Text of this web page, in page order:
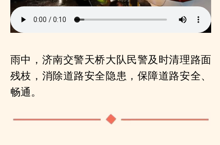
雨中，济南交警天桥大队民警及时清理路面
残枝，消除道路安全隐患，保障道路安全、
畅通。